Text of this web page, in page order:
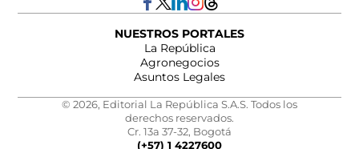
NUESTROS PORTALES
La República
Agronegocios
Asuntos Legales
© 2026, Editorial La República S.A.S. Todos los
derechos reservados.
Cr. 13a 37-32, Bogotá
(+57) 1 4227600